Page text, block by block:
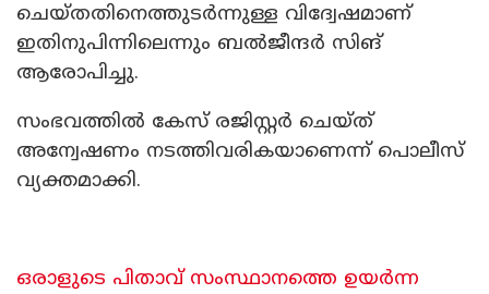
ചെയ്തതിനെത്തുടര്‍ന്നുള്ള വിദ്വേഷമാണ്
ഇതിനുപിന്നിലെന്നും ബല്‍ജീന്ദര്‍ സിങ്
ആരോപിച്ചു.
സംഭവത്തില്‍ കേസ് രജിസ്റ്റര്‍ ചെയ്ത്
അന്വേഷണം നടത്തിവരികയാണെന്ന് പൊലീസ്
വ്യക്തമാക്കി.
ഒരാളുടെ പിതാവ് സംസ്ഥാനത്തെ ഉയർന്ന